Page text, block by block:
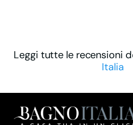
Leggi tutte le recensioni
Italia